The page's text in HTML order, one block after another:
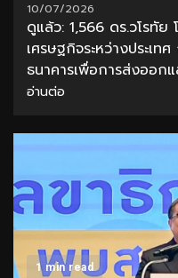
10/07/2026
ดูแล้ว: 1,566 ดร.วโรทั
เศรษฐกิจระหว่างประเท
ธนาคารเพื่อการส่งออกแ
อ่านต่อ
1 min read